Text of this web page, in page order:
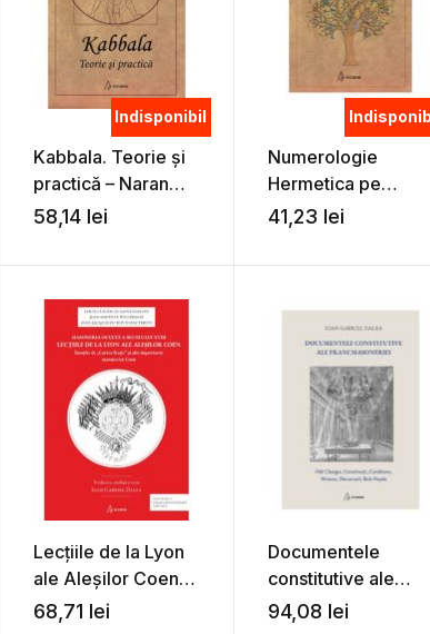
Indisponibil
Kabbala. Teorie şi
practică – Naran
Gheser
58,14 lei
Numerologie
Hermetica pe
intelesul tuturor –
41,23 lei
Lecțiile de la Lyon
ale Aleșilor Coen
însoțite de „Cartea
68,71 lei
Documentele
constitutive ale
francmasoneriei
94,08 lei